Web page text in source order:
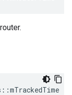
::mTrackedTime